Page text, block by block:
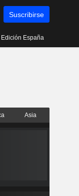
Suscribirse
Edición España
Asia